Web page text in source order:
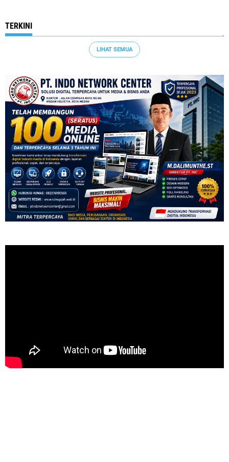
TERKINI
LIHAT SEMUA